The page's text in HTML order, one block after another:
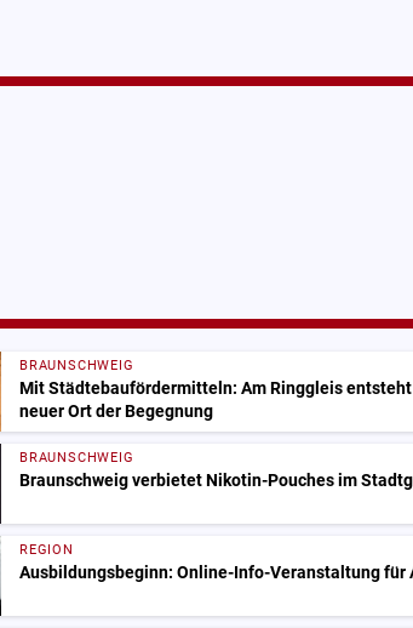
BRAUNSCHWEIG
Mit Städtebaufördermitteln: Am Ringgleis
neuer Ort der Begegnung
BRAUNSCHWEIG
Braunschweig verbietet Nikotin-Pouches im
REGION
Ausbildungsbeginn: Online-Info-Veranstaltung für